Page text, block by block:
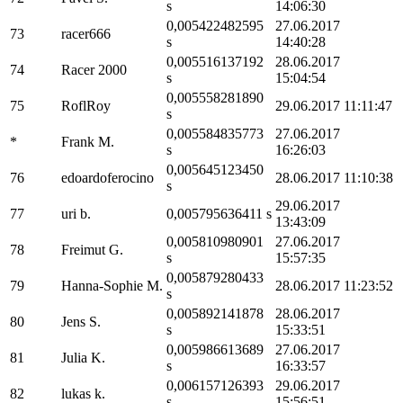
s
14:06:30
73
racer666
0,005422482595
s
27.06.2017
14:40:28
74
Racer 2000
0,005516137192
s
28.06.2017
15:04:54
75
RoflRoy
0,005558281890
s
29.06.2017 11:11:47
* Frank M.
0,005584835773
s
27.06.2017
16:26:03
76
edoardoferocino
0,005645123450
s
28.06.2017 11:10:38
77 uri b. 0,005795636411 s
29.06.2017
13:43:09
78
Freimut G.
0,005810980901
s
27.06.2017
15:57:35
79
Hanna-Sophie M.
0,005879280433
s
28.06.2017 11:23:52
80 Jens S.
0,005892141878
s
28.06.2017
15:33:51
81
Julia K.
0,005986613689
s
27.06.2017
16:33:57
82
lukas k.
0,006157126393
29.06.2017